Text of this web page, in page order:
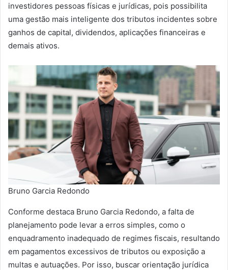
investidores pessoas físicas e jurídicas, pois possibilita
uma gestão mais inteligente dos tributos incidentes sobre
ganhos de capital, dividendos, aplicações financeiras e
demais ativos.
Bruno Garcia Redondo
Conforme destaca Bruno Garcia Redondo, a falta de
planejamento pode levar a erros simples, como o
enquadramento inadequado de regimes fiscais, resultando
em pagamentos excessivos de tributos ou exposição a
multas e autuações. Por isso, buscar orientação jurídica